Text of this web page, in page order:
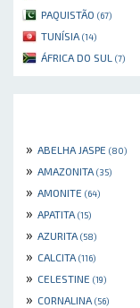
PAQUISTÃO (67)
TUNÍSIA (14)
ÁFRICA DO SUL (7)
» ABELHA JASPE (80)
» AMAZONITA (35)
» AMONITE (64)
» APATITA (15)
» AZURITA (58)
» CALCITA (116)
» CELESTINE (19)
» CORNALINA (56)